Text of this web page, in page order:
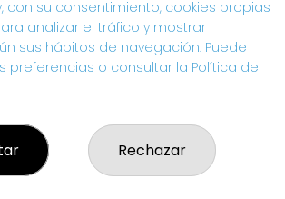
por WhatsApp
DE LOS INFANTES
con su consentimiento, cookies propias
analizar el tráfico y mostrar
sus hábitos de navegación. Puede
preferencias o consultar la Política de
Rechazar